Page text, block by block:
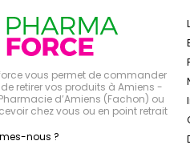
vous permet de commander
retirer vos produits à Amiens -
d’Amiens (Fachon) ou
chez vous ou en point retrait
nous ?